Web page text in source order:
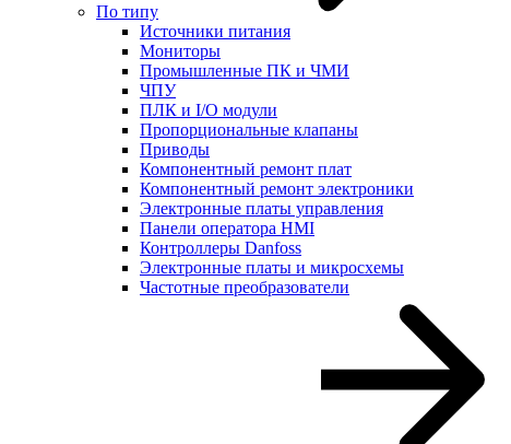
По типу
Источники питания
Мониторы
Промышленные ПК и ЧМИ
ЧПУ
ПЛК и I/O модули
Пропорциональные клапаны
Приводы
Компонентный ремонт плат
Компонентный ремонт электроники
Электронные платы управления
Панели оператора HMI
Контроллеры Danfoss
Электронные платы и микросхемы
Частотные преобразователи